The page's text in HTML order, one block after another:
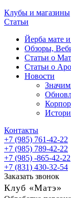
Клубы и магазины
Статьи
Йерба мате
Обзоры,
Статьи о
Статьи о
Новости
Контакты
+7 (985) 761-42-22
+7 (985) 789-42-22
+7 (985) -865-42-22
+7 (831) 430-32-54
Заказать звонок
Клуб «Матэ»